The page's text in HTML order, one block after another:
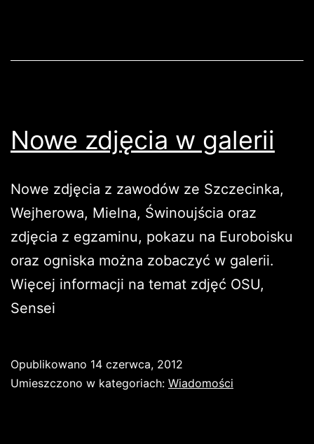
Nowe zdjęcia w galerii
Nowe zdjęcia z zawodów ze Szczecinka,
Wejherowa, Mielna, Świnoujścia oraz
zdjęcia z egzaminu, pokazu na Euroboisku
oraz ogniska można zobaczyć w galerii.
Więcej informacji na temat zdjęć OSU,
Sensei
Opublikowano 14 czerwca, 2012
Umieszczono w kategoriach: Wiadomości